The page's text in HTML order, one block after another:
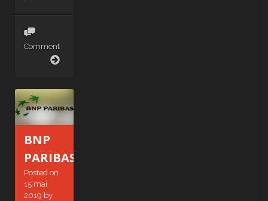
Comment
BNP
PARIBAS
Posted on
15 mai
2019 by